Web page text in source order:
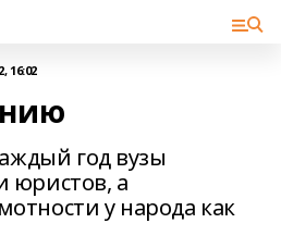
16:02
год вузы
юристов, а
у народа как